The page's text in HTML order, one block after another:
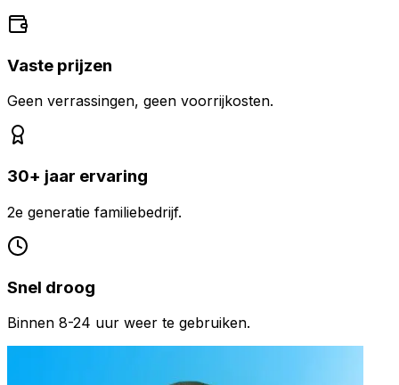
Vaste prijzen
Geen verrassingen, geen voorrijkosten.
30+ jaar ervaring
2e generatie familiebedrijf.
Snel droog
Binnen 8-24 uur weer te gebruiken.